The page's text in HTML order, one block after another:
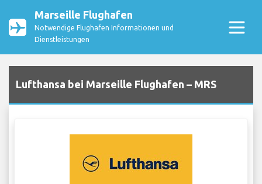
Marseille Flughafen
Notwendige Flughafen Informationen und
Dienstleistungen
Lufthansa bei Marseille Flughafen – MRS